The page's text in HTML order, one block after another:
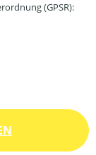
(GPSR):